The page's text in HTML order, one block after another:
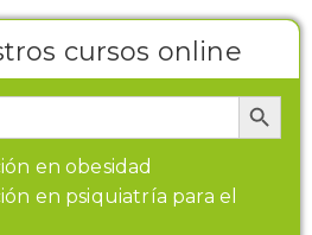
cursos online
Botón de
en obesidad
en psiquiatría para el